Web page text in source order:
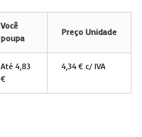
Você
poupa
Preço Unidade
Até 4,83
€
4,34 € c/ IVA